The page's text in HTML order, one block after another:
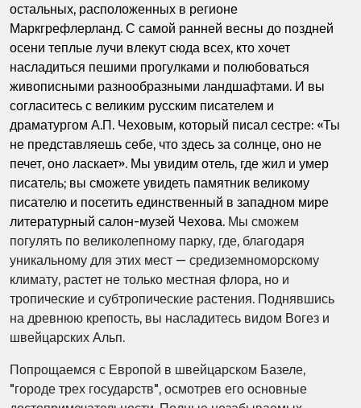
остальных, расположенных в регионе
Маркгрефлерланд. С самой ранней весны до поздней
осени теплые лучи влекут сюда всех, кто хочет
насладиться пешими прогулками и полюбоваться
живописными разнообразными ландшафтами. И вы
согласитесь с великим русским писателем и
драматургом А.П. Чеховым, который писал сестре: «Ты
не представляешь себе, что здесь за солнце, оно не
печет, оно ласкает». Мы увидим отель, где жил и умер
писатель; вы сможете увидеть памятник великому
писателю и посетить единственный в западном мире
литературный салон-музей Чехова. Мы сможем
погулять по великолепному парку, где, благодаря
уникальному для этих мест — средиземноморскому
климату, растет не только местная флора, но и
тропические и субтропические растения. Поднявшись
на древнюю крепость, вы насладитесь видом Вогез и
швейцарских Альп.
Попрощаемся с Европой в швейцарском Базеле,
"городе трех государств", осмотрев его основные